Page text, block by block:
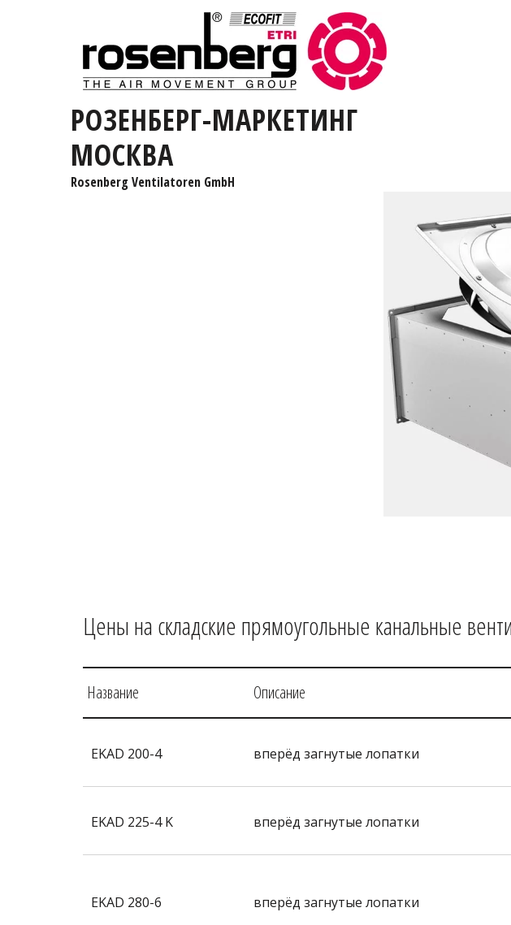
РОЗЕНБЕРГ-МАРКЕТИНГ
МОСКВА
Rosenberg Ventilatoren GmbH
Цены на складские прямоугольные канальные
Название Описание
EKAD 200-4 вперёд загнутые лопатки
EKAD 225-4 K вперёд загнутые лопатки
EKAD 280-6 вперёд загнутые лопатки